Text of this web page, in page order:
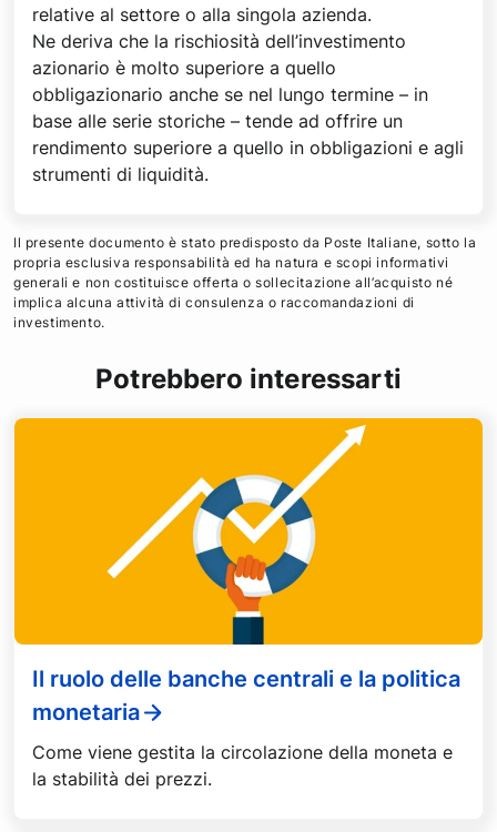
relative al settore o alla singola azienda.
Ne deriva che la rischiosità dell’investimento
azionario è molto superiore a quello
obbligazionario anche se nel lungo termine – in
base alle serie storiche – tende ad offrire un
rendimento superiore a quello in obbligazioni e agli
strumenti di liquidità.
Il presente documento è stato predisposto da Poste Italiane, sotto la
propria esclusiva responsabilità ed ha natura e scopi informativi
generali e non costituisce offerta o sollecitazione all’acquisto né
implica alcuna attività di consulenza o raccomandazioni di
investimento.
Potrebbero interessarti
Il ruolo delle banche centrali e la politica
monetaria
Come viene gestita la circolazione della moneta e
la stabilità dei prezzi.